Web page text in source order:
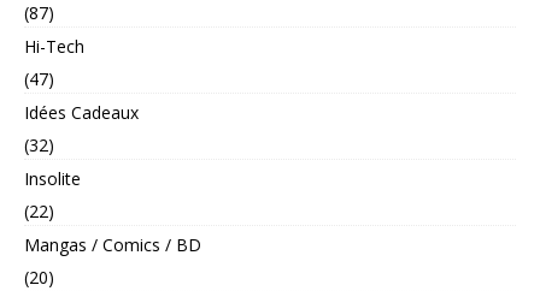
(87)
Hi-Tech
(47)
Idées Cadeaux
(32)
Insolite
(22)
Mangas / Comics / BD
(20)